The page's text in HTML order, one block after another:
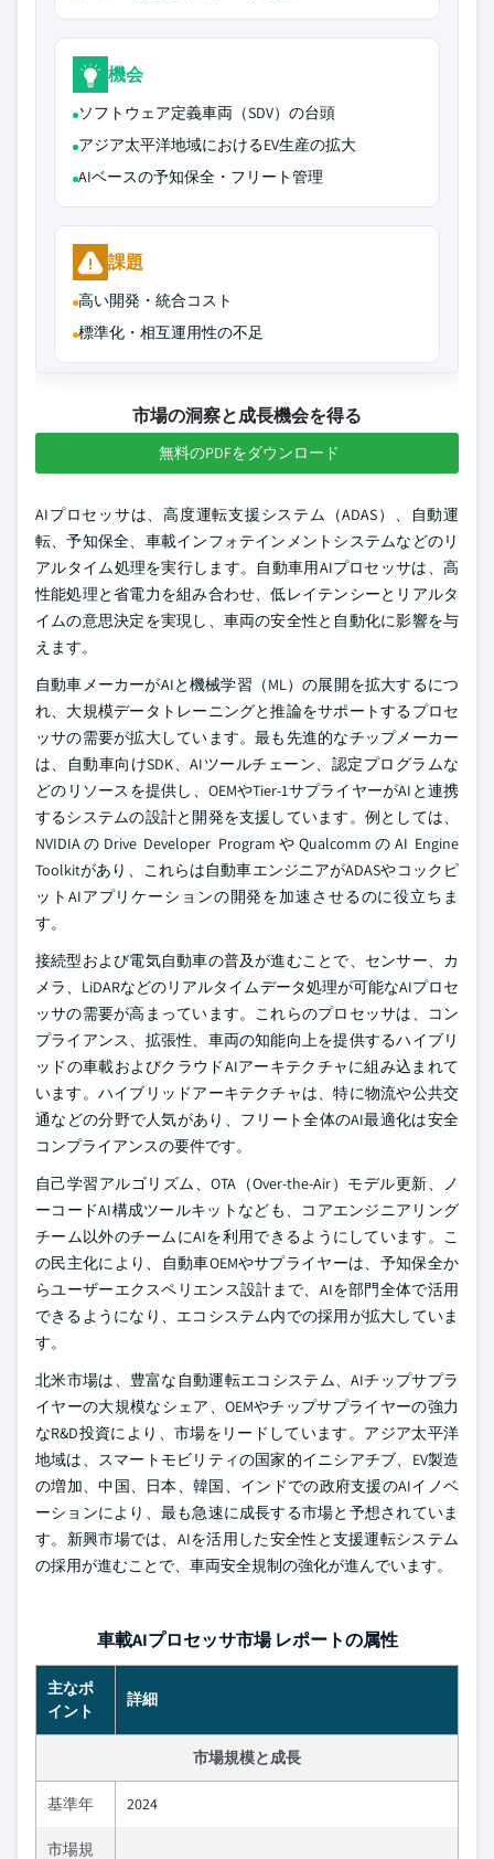
機会
ソフトウェア定義車両（SDV）の台頭
アジア太平洋地域におけるEV生産の拡大
AIベースの予知保全・フリート管理
課題
高い開発・統合コスト
標準化・相互運用性の不足
市場の洞察と成長機会を得る
無料のPDFをダウンロード
AIプロセッサは、高度運転支援システム（ADAS）、自動運
転、予知保全、車載インフォテインメントシステムなどのリ
アルタイム処理を実行します。自動車用AIプロセッサは、高
性能処理と省電力を組み合わせ、低レイテンシーとリアルタ
イムの意思決定を実現し、車両の安全性と自動化に影響を与
えます。
自動車メーカーがAIと機械学習（ML）の展開を拡大するにつ
れ、大規模データトレーニングと推論をサポートするプロセ
ッサの需要が拡大しています。最も先進的なチップメーカー
は、自動車向けSDK、AIツールチェーン、認定プログラムな
どのリソースを提供し、OEMやTier-1サプライヤーがAIと連携
するシステムの設計と開発を支援しています。例としては、
NVIDIAのDrive Developer ProgramやQualcommのAI Engine
Toolkitがあり、これらは自動車エンジニアがADASやコックピ
ットAIアプリケーションの開発を加速させるのに役立ちま
す。
接続型および電気自動車の普及が進むことで、センサー、カ
メラ、LiDARなどのリアルタイムデータ処理が可能なAIプロセ
ッサの需要が高まっています。これらのプロセッサは、コン
プライアンス、拡張性、車両の知能向上を提供するハイブリ
ッドの車載およびクラウドAIアーキテクチャに組み込まれて
います。ハイブリッドアーキテクチャは、特に物流や公共交
通などの分野で人気があり、フリート全体のAI最適化は安全
コンプライアンスの要件です。
自己学習アルゴリズム、OTA（Over-the-Air）モデル更新、ノ
ーコードAI構成ツールキットなども、コアエンジニアリング
チーム以外のチームにAIを利用できるようにしています。こ
の民主化により、自動車OEMやサプライヤーは、予知保全か
らユーザーエクスペリエンス設計まで、AIを部門全体で活用
できるようになり、エコシステム内での採用が拡大していま
す。
北米市場は、豊富な自動運転エコシステム、AIチップサプラ
イヤーの大規模なシェア、OEMやチップサプライヤーの強力
なR&D投資により、市場をリードしています。アジア太平洋
地域は、スマートモビリティの国家的イニシアチブ、EV製造
の増加、中国、日本、韓国、インドでの政府支援のAIイノベ
ーションにより、最も急速に成長する市場と予想されていま
す。新興市場では、AIを活用した安全性と支援運転システム
の採用が進むことで、車両安全規制の強化が進んでいます。
車載AIプロセッサ市場 レポートの属性
主なポ
イント
詳細
市場規模と成長
基準年 2024
市場規